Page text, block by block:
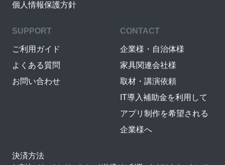
個人情報保護方針
SUPPORT
ご利用ガイド
よくある質問
お問い合わせ
CONTACT
企業様・自治体様
家具関連会社様
取材・講演依頼
IT導入補助金を利用して
アプリ制作を希望される
企業様へ
決済方法